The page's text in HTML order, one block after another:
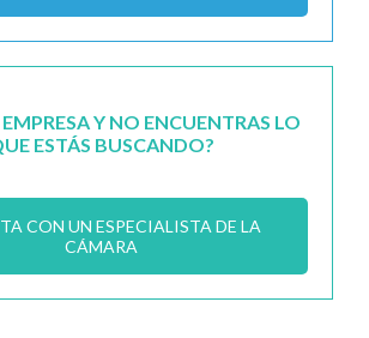
EMPRESA Y NO ENCUENTRAS LO
ESTÁS BUSCANDO?
CON UN ESPECIALISTA DE LA
CÁMARA